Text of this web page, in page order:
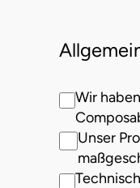
Wir
Unser